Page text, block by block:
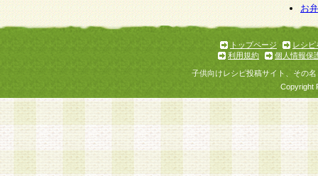
お
トップページ
レシピ
利用規約
個人情報保
子供向けレシピ投稿サイト、その
Copyright